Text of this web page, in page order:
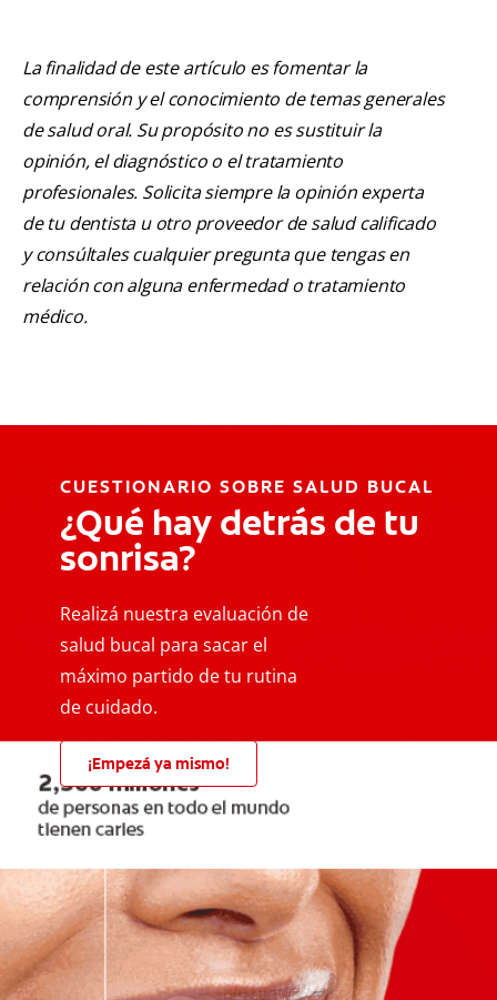
La finalidad de este artículo es fomentar la
comprensión y el conocimiento de temas generales
de salud oral. Su propósito no es sustituir la
opinión, el diagnóstico o el tratamiento
profesionales. Solicita siempre la opinión experta
de tu dentista u otro proveedor de salud calificado
y consúltales cualquier pregunta que tengas en
relación con alguna enfermedad o tratamiento
médico.
CUESTIONARIO SOBRE SALUD BUCAL
¿Qué hay detrás de tu
sonrisa?
Realizá nuestra evaluación de
salud bucal para sacar el
máximo partido de tu rutina
de cuidado.
¡Empezá ya mismo!